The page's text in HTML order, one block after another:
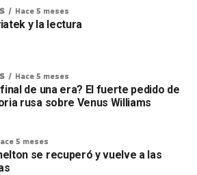
Hace 5 meses
y la lectura
Hace 5 meses
de una era? El fuerte pedido de
rusa sobre Venus Williams
5 meses
se recuperó y vuelve a las